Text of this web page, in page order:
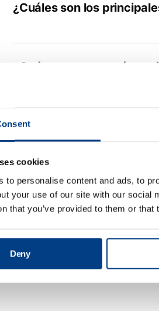
cookies
to personalise content and ads, to
your use of our site with our
that you’ve provided to them or
Deny
¿Cuáles son los
¿Qué grosores y qué
¿Qué impacto tiene la
¿Qué beneficios aporta
con la tecnología de